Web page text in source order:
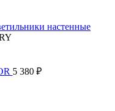
настенные
5 380 ₽